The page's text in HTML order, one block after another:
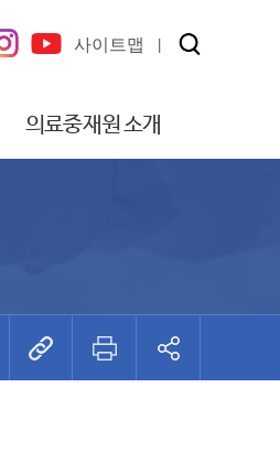
사이트맵
의료중재원 소개